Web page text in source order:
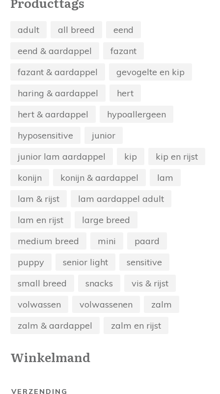
adult all breed
eend
eend & aardappel
fazant
fazant & aardappel
gevogelte en kip
haring & aardappel
hert
hert & aardappel
hypoallergeen
hyposensitive
junior
junior lam aardappel
kip
kip en rijst
konijn
konijn & aardappel
lam
lam & rijst
lam aardappel adult
lam en rijst
large breed
medium breed
mini
paard
puppy
senior light
sensitive
small breed
snacks
vis & rijst
volwassen
volwassenen
zalm
zalm & aardappel
zalm en rijst
Winkelmand
VERZENDING